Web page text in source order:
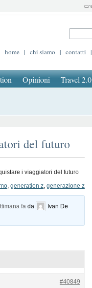
home | chi siamo | contatti |
Opinioni Travel 2.0
del futuro
i viaggiatori del futuro
, generation z, generazione z
fa da
Ivan De
#40849